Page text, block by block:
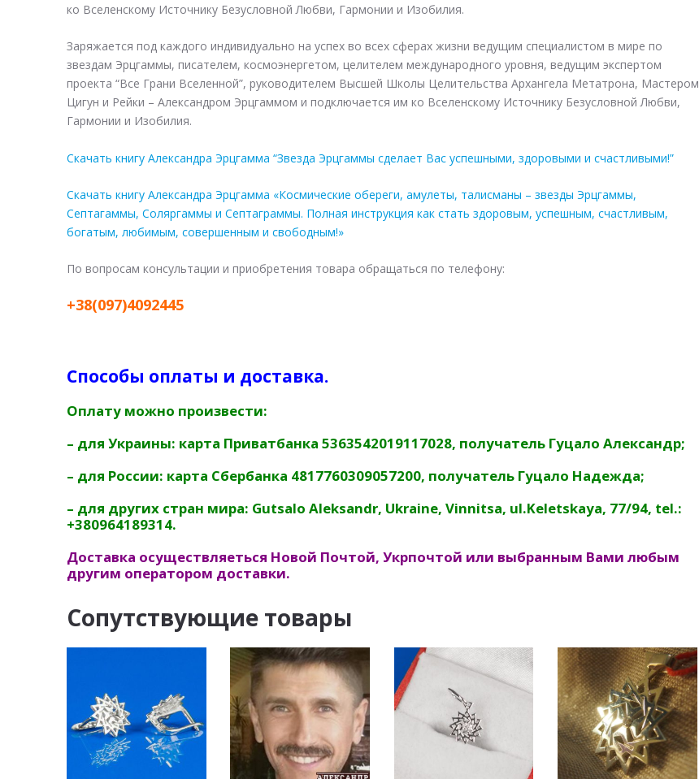
ко Вселенскому Источнику Безусловной Любви, Гармонии и Изобилия.
Заряжается под каждого индивидуально на успех во всех сферах жизни ведущим специалистом в мире по
звездам Эрцгаммы, писателем, космоэнергетом, целителем международного уровня, ведущим экспертом
проекта “Все Грани Вселенной”, руководителем Высшей Школы Целительства Архангела Метатрона, Мастером
Цигун и Рейки – Александром Эрцгаммом и подключается им ко Вселенскому Источнику Безусловной Любви,
Гармонии и Изобилия.
Скачать книгу Александра Эрцгамма “Звезда Эрцгаммы сделает Вас успешными, здоровыми и счастливыми!”
Скачать книгу Александра Эрцгамма «Космические обереги, амулеты, талисманы – звезды Эрцгаммы,
Септагаммы, Соляргаммы и Септаграммы. Полная инструкция как стать здоровым, успешным, счастливым,
богатым, любимым, совершенным и свободным!»
По вопросам консультации и приобретения товара обращаться по телефону:
+38(097)4092445
Способы оплаты и доставка.
Оплату можно произвести:
– для Украины: карта Приватбанка 5363542019117028, получатель Гуцало Александр;
– для России: карта Сбербанка 4817760309057200, получатель Гуцало Надежда;
– для других стран мира: Gutsalo Aleksandr, Ukraine, Vinnitsa, ul.Keletskaya, 77/94, tel.:
+380964189314.
Доставка осуществляеться Новой Почтой, Укрпочтой или выбранным Вами любым
другим оператором доставки.
Сопутствующие товары